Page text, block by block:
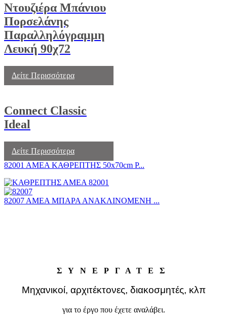
Ντουζιέρα Μπάνιου
Πορσελάνης
Παραλληλόγραμμη
Λευκή 90χ72
Δείτε Περισσότερα
Connect Classic
Ideal
Δείτε Περισσότερα
82001 ΑΜΕΑ ΚΑΘΡΕΠΤΗΣ 50x70cm Ρ...
82007 ΑΜΕΑ ΜΠΑΡΑ ΑΝΑΚΛΙΝΟΜΕΝΗ ...
ΣΥΝΕΡΓΑΤΕΣ
Μηχανικοί, αρχιτέκτονες, διακοσμητές, κλπ
για το έργο που έχετε αναλάβει.